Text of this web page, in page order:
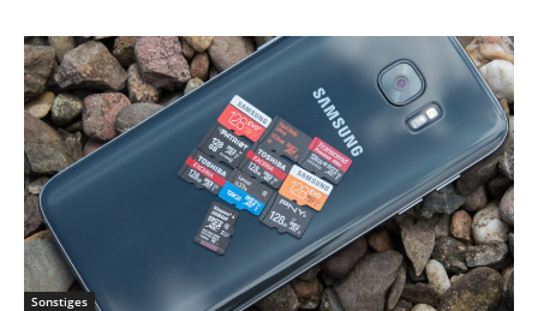
Sonstiges